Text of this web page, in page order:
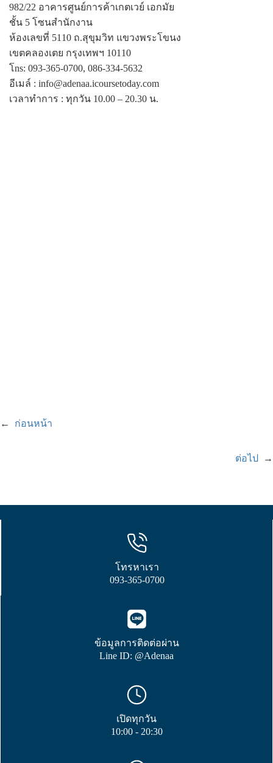
982/22 อาคารศูนย์การค้าเกตเวย์ เอกมัย
ชั้น 5 โซนสํานักงาน
ห้องเลขที่ 5110 ถ.สุขุมวิท แขวงพระโขนง
เขตคลองเตย กรุงเทพฯ 10110
โns: 093-365-0700, 086-334-5632
อีเมล์ : info@adenaa.icoursetoday.com
เวลาทําการ : ทุกวัน 10.00 – 20.30 น.
← ก่อนหน้า
ต่อไป →
โทรหาเรา
093-365-0700
ข้อมูลการติดต่อผ่าน
Line ID: @Adenaa
เปิดทุกวัน
10:00 - 20:30